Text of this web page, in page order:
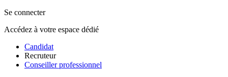
Se connecter
Accédez à votre espace dédié
Candidat
Recruteur
Conseiller professionnel